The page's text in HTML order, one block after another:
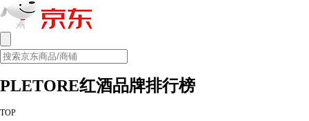
PLETORE红酒品牌排行榜
TOP